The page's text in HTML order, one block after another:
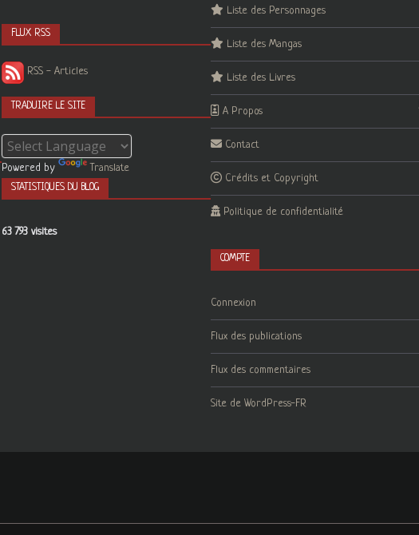
FLUX RSS
RSS - Articles
TRADUIRE LE SITE
Powered by Translate
STATISTIQUES DU BLOG
63 793 visites
Liste des Personnages
Liste des Mangas
Liste des Livres
A Propos
Contact
Crédits et Copyright
Politique de confidentialité
COMPTE
Connexion
Flux des publications
Flux des commentaires
Site de WordPress-FR